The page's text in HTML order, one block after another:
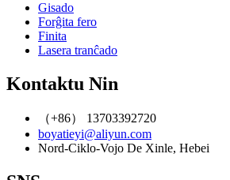
Gisado
Forĝita fero
Finita
Lasera tranĉado
Kontaktu Nin
（+86） 13703392720
boyatieyi@aliyun.com
Nord-Ciklo-Vojo De Xinle, Hebei